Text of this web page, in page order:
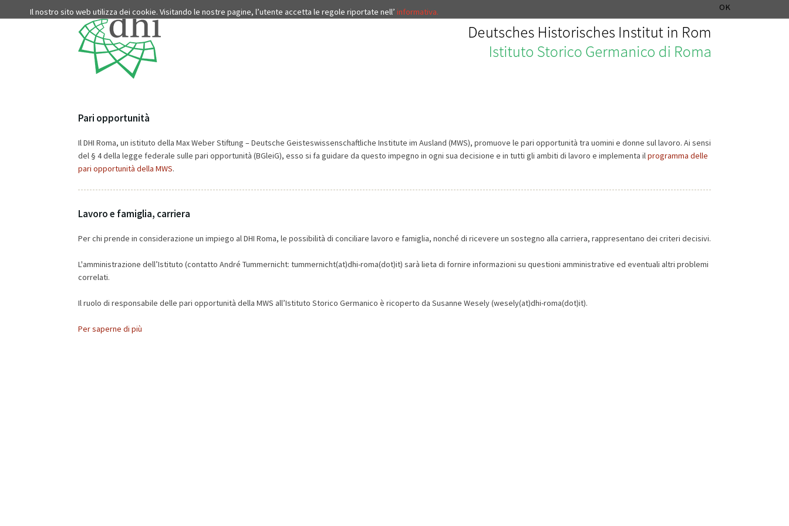
OK
Il nostro sito web utilizza dei cookie. Visitando le nostre pagine, l’utente accetta le regole riportate nell’ informativa.
Pari opportunità
Il DHI Roma, un istituto della Max Weber Stiftung – Deutsche Geisteswissenschaftliche Institute im Ausland (MWS), promuove le pari opportunità tra uomini e donne sul lavoro. Ai sensi
del § 4 della legge federale sulle pari opportunità (BGleiG), esso si fa guidare da questo impegno in ogni sua decisione e in tutti gli ambiti di lavoro e implementa ilprogramma delle
pari opportunità della MWS.
Lavoro e famiglia, carriera
Per chi prende in considerazione un impiego al DHI Roma, le possibilità di conciliare lavoro e famiglia, nonché di ricevere un sostegno alla carriera, rappresentano dei criteri decisivi.
L'amministrazione dell’Istituto (contatto André Tummernicht: tummernicht(at)dhi-roma(dot)it) sarà lieta di fornire informazioni su questioni amministrative ed eventuali altri problemi
correlati.
Il ruolo di responsabile delle pari opportunità della MWS all’Istituto Storico Germanico è ricoperto da Susanne Wesely (wesely(at)dhi-roma(dot)it).
Per saperne di più